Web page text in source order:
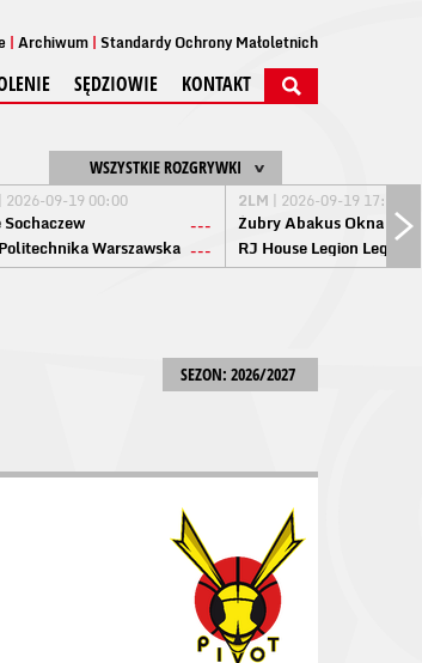
Archiwum Standardy Ochrony Małoletnich
SĘDZIOWIE KONTAKT
WSZYSTKIE ROZGRYWKI
| 2026-09-19 00:00
Sochaczew
---
Warszawska ---
2LM | 2026-09-19 17:00
Żubry Abakus Okna
RJ House Legion
SEZON: 2026/2027